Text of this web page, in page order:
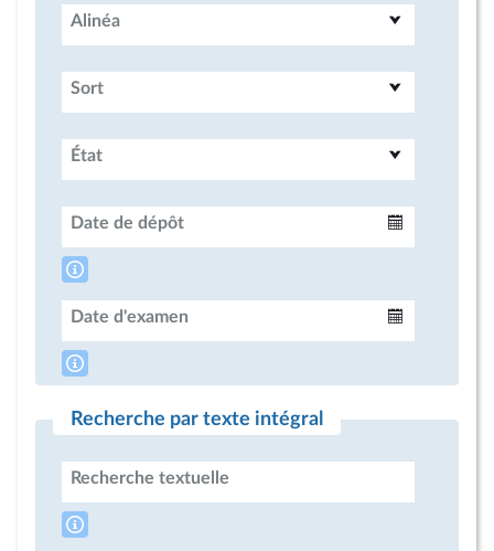
Alinéa
Sort
État
Date de dépôt
Date d'examen
Recherche par texte intégral
Recherche textuelle